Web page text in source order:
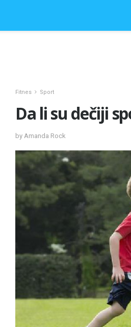
Fitnes Sport
Da li su dečiji
by Amanda Rock